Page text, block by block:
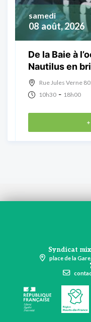
08 août, 2026
samedi
De la Baie à
Nautilus en
Rue Jules Verne
10h30 - 18h00
Syndicat
place de la